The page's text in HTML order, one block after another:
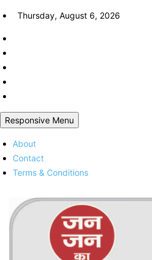
Skip
content
Thursday, August 6, 2026
Responsive Menu
About
Contact
Terms & Conditions